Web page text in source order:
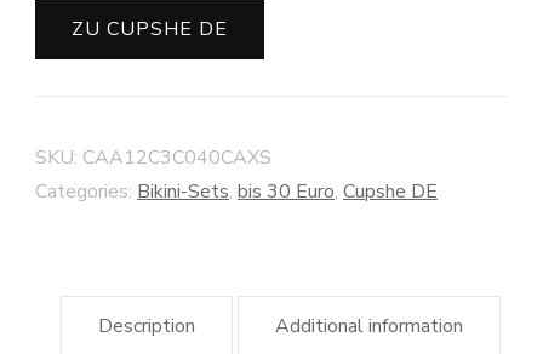
ZU CUPSHE DE
SKU: CAA12C3C040CAXS
Categories: Bikini-Sets, bis 30 Euro, Cupshe DE
Description Additional information